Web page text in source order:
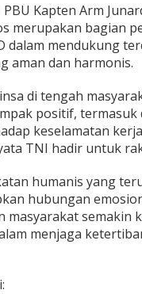
Kapten Arm
merupakan bagian
dalam mendukung
aman dan harmonis.
di tengah
positif, termasuk
keselamatan
TNI hadir untuk
humanis yang
hubungan
masyarakat semakin
menjaga